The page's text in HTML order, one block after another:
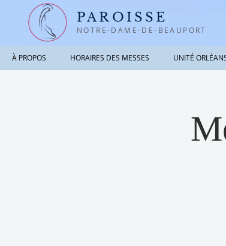
PAROISSE
NOTRE-DAME-DE-BEAUPORT
À PROPOS HORAIRES DES MESSES UNITÉ